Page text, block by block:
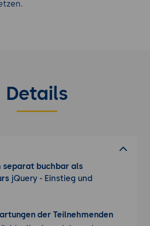
Details
separat buchbar als
jQuery - Einstieg und
der Teilnehmenden